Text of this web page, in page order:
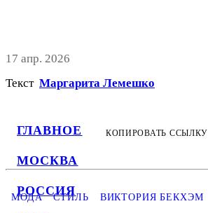
ГЛАВНОЕ
МОСКВА
РОССИЯ
17 апр. 2026
Текст Маргарита Лемешко
КОПИРОВАТЬ ССЫЛКУ
МОДА СТИЛЬ ВИКТОРИЯ БЕКХЭМ